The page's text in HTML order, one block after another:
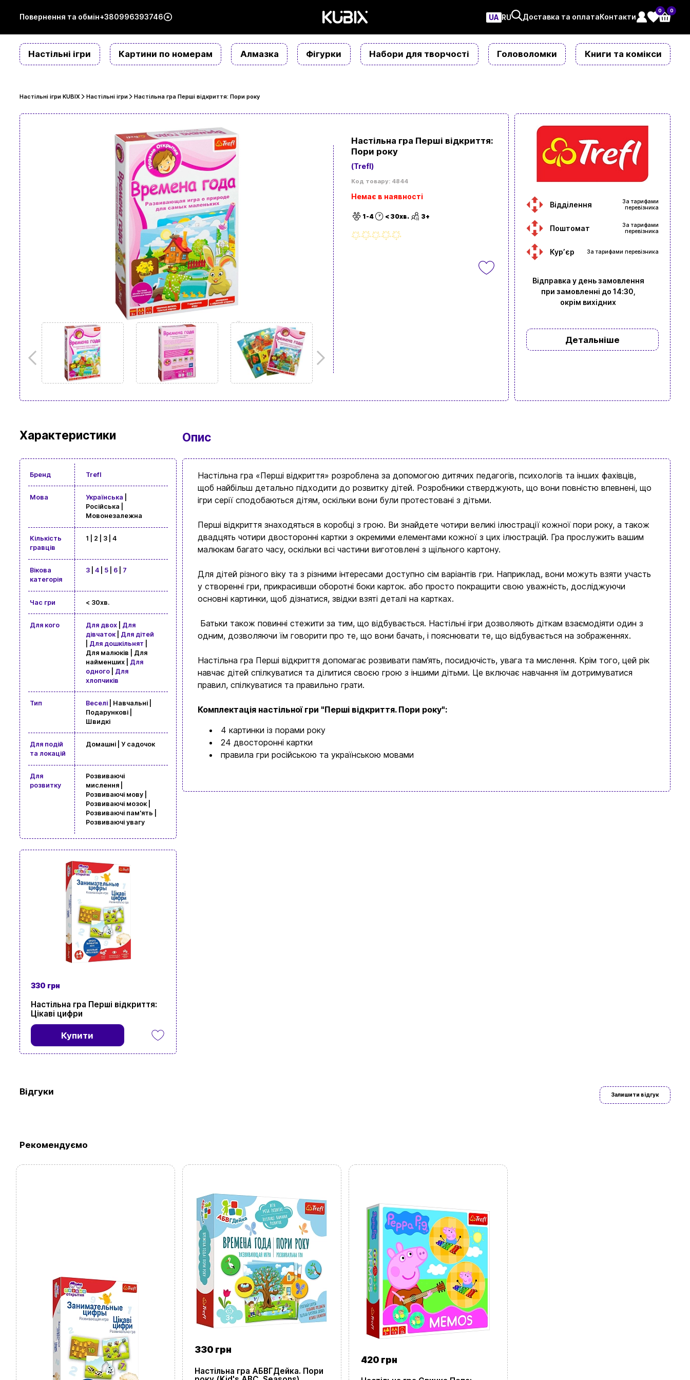
Повернення та обмін+380996393746 UA ㅤRU Доставка та оплатаКонтакти
0 0
Настільні ігри Картини по номерам Алмазка Фігурки Набори для творчості Головоломки Книги та комікси
Настільні ігри KUBIX Настільні ігри Настільна гра Перші відкриття: Пори року
Настільна гра Перші відкриття:
Пори року
(Trefl)
Код товару: 4844
Немає в наявності
1-4 < 30хв. 3+
Відділення
За тарифами
перевізника
Поштомат
За тарифами
перевізника
Курʼєр За тарифами перевізника
Відправка у день замовлення
при замовленні до 14:30,
окрім вихідних
Детальніше
Характеристики
Бренд Trefl
Мова Українська
Російська |
Мовонезалежна
Кількість
гравців
1 | 2 | 3 | 4
Вікова
категорія
3| 4| 5| 6| 7
Час гри < 30хв.
Для кого Для двох| Для
дівчаток| Для дітей
Для дошкільнят
Для малюків | Для
найменших | Для
одного| Для
хлопчиків
Тип Веселі| Навчальні |
Подарункові |
Швидкі
Для подій
та локацій
Домашні | У садочок
Для
розвитку
Розвиваючі
мислення |
Розвиваючі мову |
Розвиваючі мозок |
Розвиваючі пам'ять |
Розвиваючі увагу
330 грн
Настільна гра Перші відкриття:
Цікаві цифри
Купити
Опис
Настільна гра «Перші відкриття» розроблена за допомогою дитячих педагогів, психологів та інших фахівців,
щоб найбільш детально підходити до розвитку дітей. Розробники стверджують, що вони повністю впевнені, що
ігри серії сподобаються дітям, оскільки вони були протестовані з дітьми.
Перші відкриття знаходяться в коробці з грою. Ви знайдете чотири великі ілюстрації кожної пори року, а також
двадцять чотири двосторонні картки з окремими елементами кожної з цих ілюстрацій. Гра прослужить вашим
малюкам багато часу, оскільки всі частини виготовлені з щільного картону.
Для дітей різного віку та з різними інтересами доступно сім варіантів гри. Наприклад, вони можуть взяти участь
у створенні гри, прикрасивши оборотні боки карток. або просто покращити свою уважність, досліджуючи
основні картинки, щоб дізнатися, звідки взяті деталі на картках.
Батьки також повинні стежити за тим, що відбувається. Настільні ігри дозволяють діткам взаємодіяти один з
одним, дозволяючи їм говорити про те, що вони бачать, і пояснювати те, що відбувається на зображеннях.
Настільна гра Перші відкриття допомагає розвивати пам’ять, посидючість, увага та мислення. Крім того, цей рік
навчає дітей спілкуватися та ділитися своєю грою з іншими дітьми. Це включає навчання їм дотримуватися
правил, спілкуватися та правильно грати.
Комплектація настільної гри "Перші відкриття. Пори року":
4 картинки із порами року
24 двосторонні картки
правила гри російською та українською мовами
Відгуки Залишити відгук
Рекомендуємо
330 грн
Настільна гра АБВГДейка. Пори
420 грн
Перегляньте асортимент нашого магазину і ви обовʼязково знайдете